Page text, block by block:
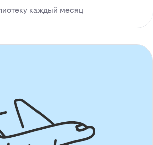
каждый месяц